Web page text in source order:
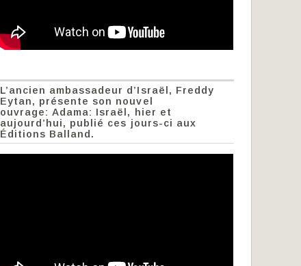
L’ancien ambassadeur d’Israël, Freddy
Eytan, présente son nouvel
ouvrage: Adama: Israël, hier et
aujourd’hui, publié ces jours-ci aux
Éditions Balland.